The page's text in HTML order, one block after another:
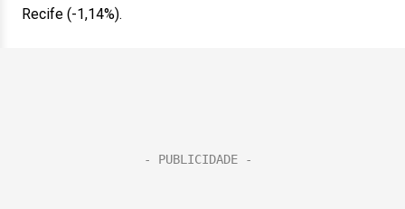
Recife (-1,14%).